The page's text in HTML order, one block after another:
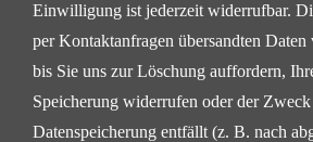
Einwilligung ist jederzeit widerrufbar.
per Kontaktanfragen übersandten Daten
bis Sie uns zur Löschung auffordern,
Speicherung widerrufen oder der
Datenspeicherung entfällt (z. B. nach